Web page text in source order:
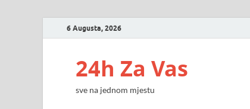
6 Augusta, 2026
24h Za Vas
sve na jednom mjestu